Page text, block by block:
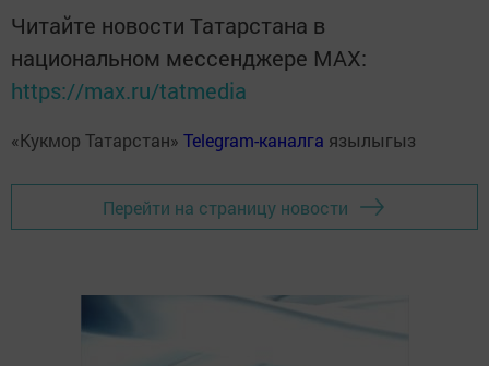
Читайте новости Татарстана в
национальном мессенджере MАХ:
https://max.ru/tatmedia
«Кукмор Татарстан» Telegram-каналга язылыгыз
Перейти на страницу новости